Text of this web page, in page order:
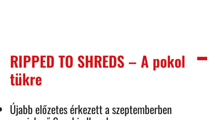
RIPPED TO SHREDS – A pokol
tükre
Újabb előzetes érkezett a szeptemberben